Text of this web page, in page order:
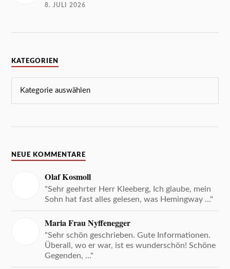
8. JULI 2026
KATEGORIEN
NEUE KOMMENTARE
Olaf Kosmoll
"Sehr geehrter Herr Kleeberg, Ich glaube, mein
Sohn hat fast alles gelesen, was Hemingway ..."
Maria Frau Nyffenegger
"Sehr schön geschrieben. Gute Informationen.
Überall, wo er war, ist es wunderschön! Schöne
Gegenden, ..."